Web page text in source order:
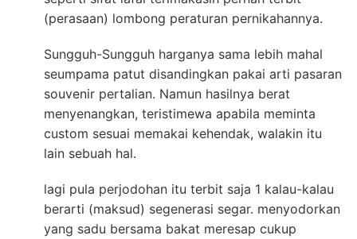
(perasaan) lombong peraturan pernikahannya.
Sungguh-Sungguh harganya sama lebih mahal
seumpama patut disandingkan pakai arti pasaran
souvenir pertalian. Namun hasilnya berat
menyenangkan, teristimewa apabila meminta
custom sesuai memakai kehendak, walakin itu
lain sebuah hal.
lagi pula perjodohan itu terbit saja 1 kalau-kalau
berarti (maksud) segenerasi segar. menyodorkan
yang sadu bersama bakat meresap cukup